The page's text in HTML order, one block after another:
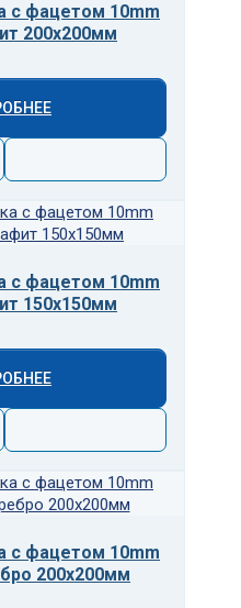
с фацетом 10mm
200х200мм
с фацетом 10mm
150х150мм
с фацетом 10mm
200х200мм